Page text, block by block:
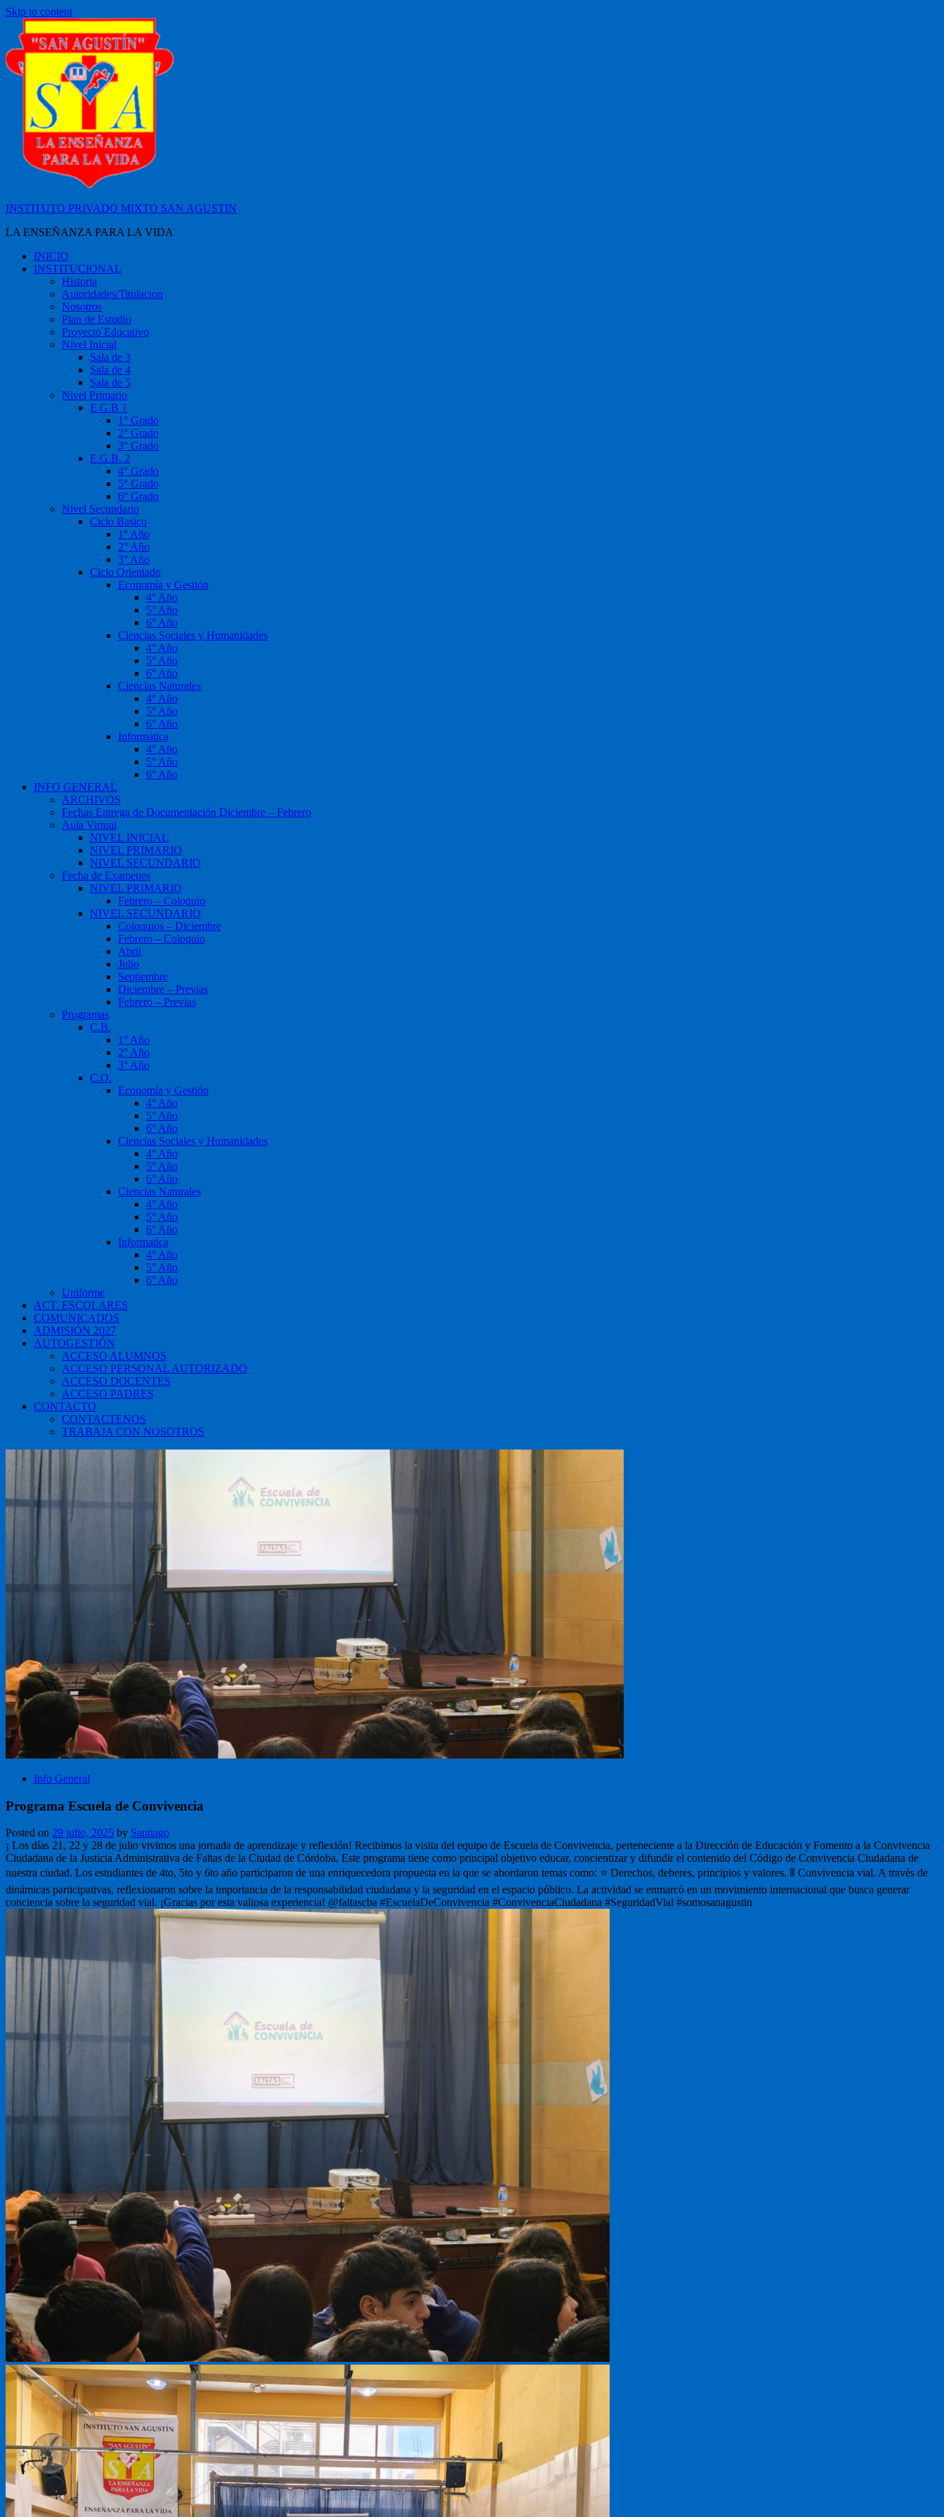
Skip to content
INSTITUTO PRIVADO MIXTO SAN AGUSTIN
LA ENSEÑANZA PARA LA VIDA
INICIO
INSTITUCIONAL
Historia
Autoridades/Titulacion
Nosotros
Plan de Estudio
Proyecto Educativo
Nivel Inicial
Sala de 3
Sala de 4
Sala de 5
Nivel Primario
E.G.B 1
1° Grado
2° Grado
3° Grado
E.G.B. 2
4° Grado
5° Grado
6° Grado
Nivel Secundario
Ciclo Basico
1° Año
2° Año
3° Año
Ciclo Orientado
Economía y Gestión
4° Año
5° Año
6° Año
Ciencias Sociales y Humanidades
4° Año
5° Año
6° Año
Ciencias Naturales
4° Año
5° Año
6° Año
Informatica
4° Año
5° Año
6° Año
INFO GENERAL
ARCHIVOS
Fechas Entrega de Documentación Diciembre – Febrero
Aula Virtual
NIVEL INICIAL
NIVEL PRIMARIO
NIVEL SECUNDARIO
Fecha de Examenes
NIVEL PRIMARIO
Febrero – Coloquio
NIVEL SECUNDARIO
Coloquios – Diciembre
Febrero – Coloquio
Abril
Julio
Septiembre
Diciembre – Previas
Febrero – Previas
Programas
C.B.
1° Año
2° Año
3° Año
C.O.
Economía y Gestión
4° Año
5° Año
6° Año
Ciencias Sociales y Humanidades
4° Año
5° Año
6° Año
Ciencias Naturales
4° Año
5° Año
6° Año
Informatica
4° Año
5° Año
6° Año
Uniforme
ACT. ESCOLARES
COMUNICADOS
ADMISIÓN 2027
AUTOGESTIÓN
ACCESO ALUMNOS
ACCESO PERSONAL AUTORIZADO
ACCESO DOCENTES
ACCESO PADRES
CONTACTO
CONTACTENOS
TRABAJA CON NOSOTROS
Info General
Programa Escuela de Convivencia
Posted on 29 julio, 2025 by Santiago
¡ Los días 21, 22 y 28 de julio vivimos una jornada de aprendizaje y reflexión! Recibimos la visita del equipo de Escuela de Convivencia, perteneciente a la Dirección de Educación y Fomento a la Convivencia
Ciudadana de la Justicia Administrativa de Faltas de la Ciudad de Córdoba. Este programa tiene como principal objetivo educar, concientizar y difundir el contenido del Código de Convivencia Ciudadana de
nuestra ciudad. Los estudiantes de 4to, 5to y 6to año participaron de una enriquecedora propuesta en la que se abordaron temas como: ⭐ Derechos, deberes, principios y valores. 🚦 Convivencia vial. A través de
dinámicas participativas, reflexionaron sobre la importancia de la responsabilidad ciudadana y la seguridad en el espacio público. La actividad se enmarcó en un movimiento internacional que busca generar
conciencia sobre la seguridad vial. ¡Gracias por esta valiosa experiencia! @faltascba #EscuelaDeConvivencia #ConvivenciaCiudadana #SeguridadVial #somosanagustin